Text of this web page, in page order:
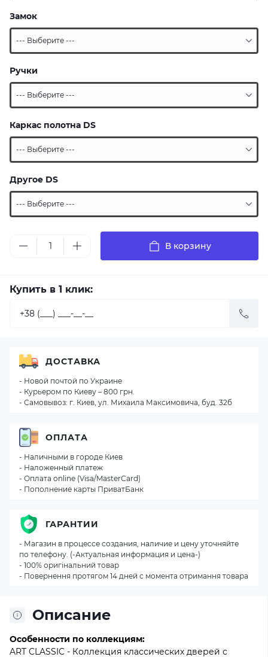
Замок
Ручки
Каркас полотна DS
Другое DS
В корзину
Купить в 1 клик:
Описание
Особенности по коллекциям:
ART CLASSIC - Коллекция классических дверей с
ДОСТАВКА
- Новой почтой по Украине
- Курьером по Киеву – 800 грн.
- Самовывоз: г. Киев, ул. Михаила Максимовича, буд. 32б
ОПЛАТА
- Наличными в городе Киев
- Наложенный платеж
- Оплата online (Visa/MasterCard)
- Пополнение карты ПриватБанк
ГАРАНТИИ
- Магазин в процессе создания, наличие и цену уточняйте
по телефону. (-Актуальная информация и цена-)
- 100% оригінальний товар
- Повернення протягом 14 дней с момента отримання товара